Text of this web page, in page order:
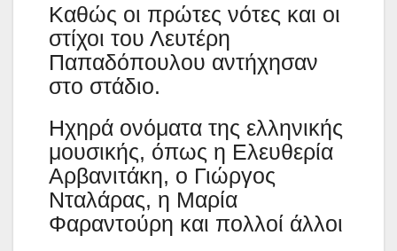
Καθώς οι πρώτες νότες και οι
στίχοι του Λευτέρη
Παπαδόπουλου αντήχησαν
στο στάδιο.
Ηχηρά ονόματα της ελληνικής
μουσικής, όπως η Ελευθερία
Αρβανιτάκη, ο Γιώργος
Νταλάρας, η Μαρία
Φαραντούρη και πολλοί άλλοι